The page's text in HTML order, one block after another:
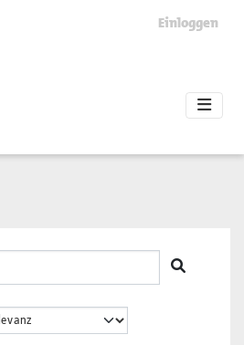
Einloggen